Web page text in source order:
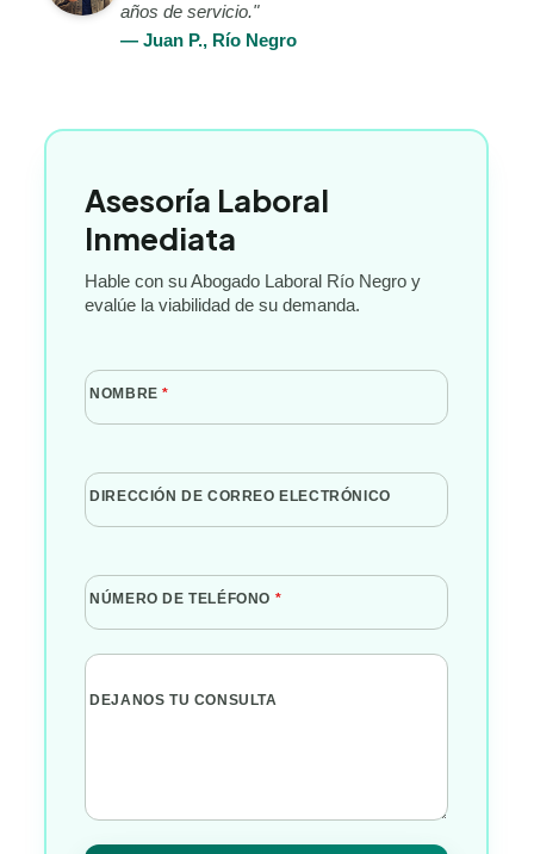
años de servicio."
— Juan P., Río Negro
Asesoría Laboral
Inmediata
Hable con su Abogado Laboral Río Negro y
evalúe la viabilidad de su demanda.
NOMBRE*
DIRECCIÓN DE CORREO ELECTRÓNICO
NÚMERO DE TELÉFONO *
DEJANOS TU CONSULTA